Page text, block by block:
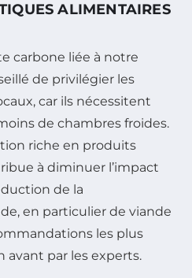
ALIMENTAIRES
carbone liée à notre
de privilégier les
car ils nécessitent
de chambres froides.
riche en produits
à diminuer l’impact
de la
en particulier de viande
les plus
par les experts.